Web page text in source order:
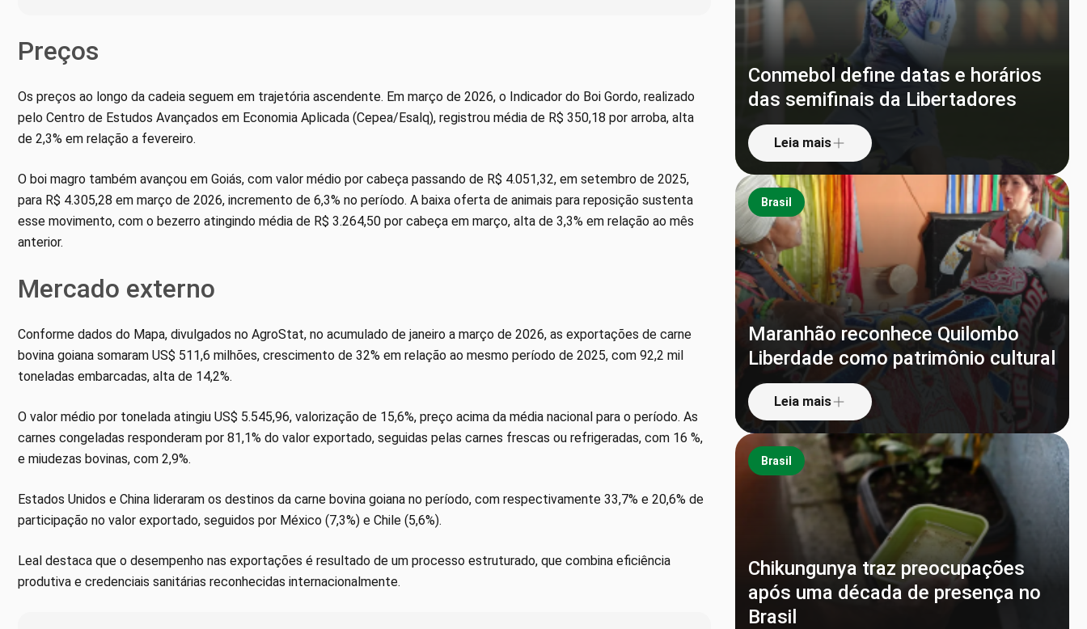
Preços
Os preços ao longo da cadeia seguem em trajetória ascendente. Em março de 2026, o Indicador do Boi Gordo, realizado
pelo Centro de Estudos Avançados em Economia Aplicada (Cepea/Esalq), registrou média de R$ 350,18 por arroba, alta
de 2,3% em relação a fevereiro.
O boi magro também avançou em Goiás, com valor médio por cabeça passando de R$ 4.051,32, em setembro de 2025,
para R$ 4.305,28 em março de 2026, incremento de 6,3% no período. A baixa oferta de animais para reposição sustenta
esse movimento, com o bezerro atingindo média de R$ 3.264,50 por cabeça em março, alta de 3,3% em relação ao mês
anterior.
Mercado externo
Conforme dados do Mapa, divulgados no AgroStat, no acumulado de janeiro a março de 2026, as exportações de carne
bovina goiana somaram US$ 511,6 milhões, crescimento de 32% em relação ao mesmo período de 2025, com 92,2 mil
toneladas embarcadas, alta de 14,2%.
O valor médio por tonelada atingiu US$ 5.545,96, valorização de 15,6%, preço acima da média nacional para o período. As
carnes congeladas responderam por 81,1% do valor exportado, seguidas pelas carnes frescas ou refrigeradas, com 16 %,
e miudezas bovinas, com 2,9%.
Estados Unidos e China lideraram os destinos da carne bovina goiana no período, com respectivamente 33,7% e 20,6% de
participação no valor exportado, seguidos por México (7,3%) e Chile (5,6%).
Leal destaca que o desempenho nas exportações é resultado de um processo estruturado, que combina eficiência
produtiva e credenciais sanitárias reconhecidas internacionalmente.
Conmebol define datas e horários
das semifinais da Libertadores
Leia mais
Brasil
Maranhão reconhece Quilombo
Liberdade como patrimônio cultural
Leia mais
Brasil
Chikungunya traz preocupações
após uma década de presença no
Brasil